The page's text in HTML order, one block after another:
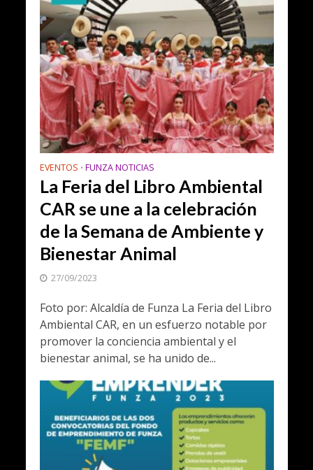
EVENTOS • FUNZA NOTICIAS
La Feria del Libro Ambiental
CAR se une a la celebración
de la Semana de Ambiente y
Bienestar Animal
27/09/2023
Foto por: Alcaldía de Funza La Feria del Libro
Ambiental CAR, en un esfuerzo notable por
promover la conciencia ambiental y el
bienestar animal, se ha unido de...